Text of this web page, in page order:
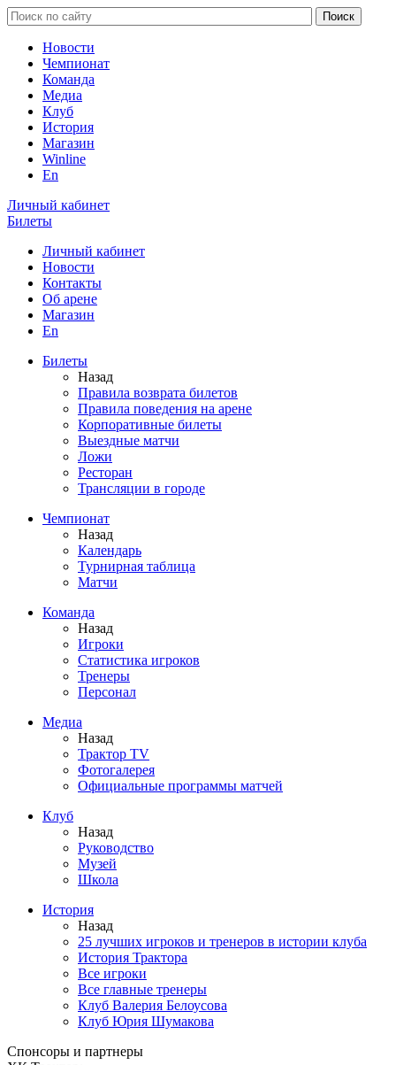
Новости
Чемпионат
Команда
Медиа
Клуб
История
Магазин
Winline
En
Личный кабинет
Билеты
Личный кабинет
Новости
Контакты
Об арене
Магазин
En
Билеты
Назад
Правила возврата билетов
Правила поведения на арене
Корпоративные билеты
Выездные матчи
Ложи
Ресторан
Трансляции в городе
Чемпионат
Назад
Календарь
Турнирная таблица
Матчи
Команда
Назад
Игроки
Статистика игроков
Тренеры
Персонал
Медиа
Назад
Трактор TV
Фотогалерея
Официальные программы матчей
Клуб
Назад
Руководство
Музей
Школа
История
Назад
25 лучших игроков и тренеров в истории клуба
История Трактора
Все игроки
Все главные тренеры
Клуб Валерия Белоусова
Клуб Юрия Шумакова
Спонсоры и партнеры